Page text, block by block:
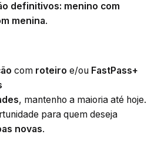
definitivos: menino com
menina.
com roteiro e/ou FastPass+
, mantenho a maioria até hoje.
para quem deseja
novas.